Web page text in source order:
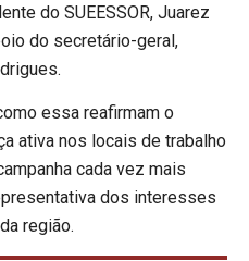
do SUEESSOR, Juarez
do secretário-geral,
essa reafirmam o
ativa nos locais de trabalho
cada vez mais
dos interesses
região.